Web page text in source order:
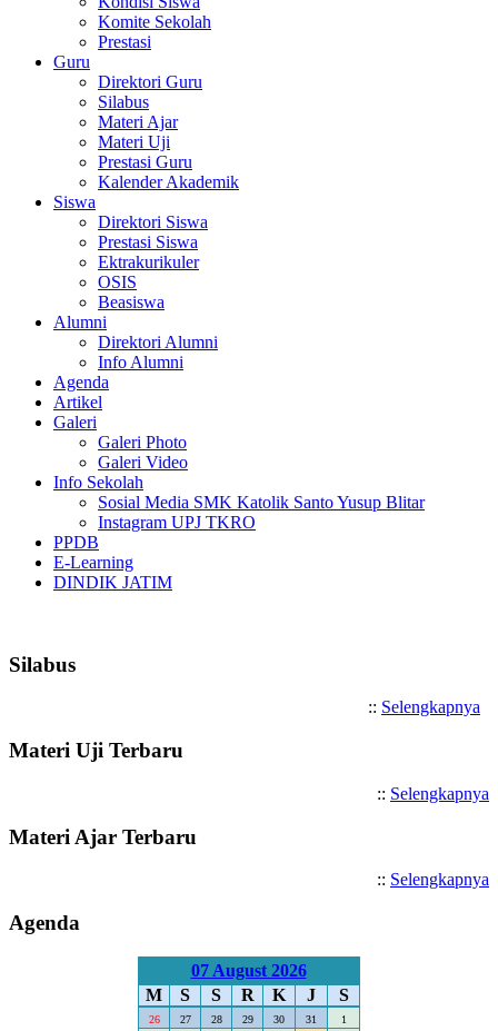
Komite Sekolah
Prestasi
Guru
Direktori Guru
Silabus
Materi Ajar
Materi Uji
Prestasi Guru
Kalender Akademik
Siswa
Direktori Siswa
Prestasi Siswa
Ektrakurikuler
OSIS
Beasiswa
Alumni
Direktori Alumni
Info Alumni
Agenda
Artikel
Galeri
Galeri Photo
Galeri Video
Info Sekolah
Sosial Media SMK Katolik Santo Yusup Blitar
Instagram UPJ TKRO
PPDB
E-Learning
DINDIK JATIM
Silabus
:: Selengkapnya
Materi Uji Terbaru
:: Selengkapnya
Materi Ajar Terbaru
:: Selengkapnya
Agenda
07 August 2026
M
S S R K J S
26 27 28 29 30 31
1